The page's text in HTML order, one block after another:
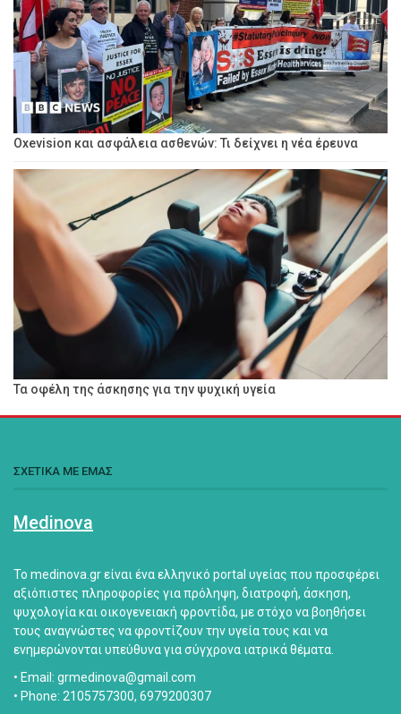
Oxevision και ασφάλεια ασθενών: Τι δείχνει η νέα έρευνα
Τα οφέλη της άσκησης για την ψυχική υγεία
ΣΧΕΤΙΚΑ ΜΕ ΕΜΑΣ
Medinova
Το medinova.gr είναι ένα ελληνικό portal υγείας που προσφέρει
αξιόπιστες πληροφορίες για πρόληψη, διατροφή, άσκηση,
ψυχολογία και οικογενειακή φροντίδα, με στόχο να βοηθήσει
τους αναγνώστες να φροντίζουν την υγεία τους και να
ενημερώνονται υπεύθυνα για σύγχρονα ιατρικά θέματα.
• Email: grmedinova@gmail.com
• Phone: 2105757300, 6979200307